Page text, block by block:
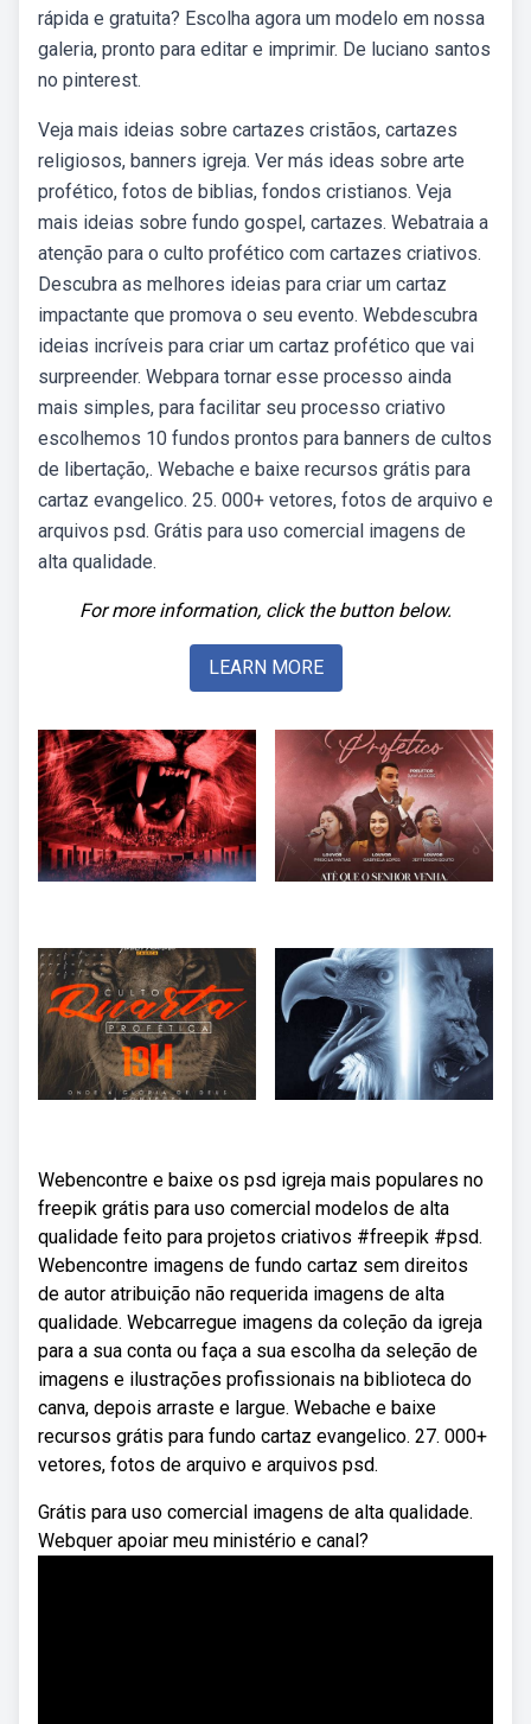
rápida e gratuita? Escolha agora um modelo em nossa
galeria, pronto para editar e imprimir. De luciano santos
no pinterest.
Veja mais ideias sobre cartazes cristãos, cartazes
religiosos, banners igreja. Ver más ideas sobre arte
profético, fotos de biblias, fondos cristianos. Veja
mais ideias sobre fundo gospel, cartazes. Webatraia a
atenção para o culto profético com cartazes criativos.
Descubra as melhores ideias para criar um cartaz
impactante que promova o seu evento. Webdescubra
ideias incríveis para criar um cartaz profético que vai
surpreender. Webpara tornar esse processo ainda
mais simples, para facilitar seu processo criativo
escolhemos 10 fundos prontos para banners de cultos
de libertação,. Webache e baixe recursos grátis para
cartaz evangelico. 25. 000+ vetores, fotos de arquivo e
arquivos psd. Grátis para uso comercial imagens de
alta qualidade.
For more information, click the button below.
LEARN MORE
Webencontre e baixe os psd igreja mais populares no
freepik grátis para uso comercial modelos de alta
qualidade feito para projetos criativos #freepik #psd.
Webencontre imagens de fundo cartaz sem direitos
de autor atribuição não requerida imagens de alta
qualidade. Webcarregue imagens da coleção da igreja
para a sua conta ou faça a sua escolha da seleção de
imagens e ilustrações profissionais na biblioteca do
canva, depois arraste e largue. Webache e baixe
recursos grátis para fundo cartaz evangelico. 27. 000+
vetores, fotos de arquivo e arquivos psd.
Grátis para uso comercial imagens de alta qualidade.
Webquer apoiar meu ministério e canal?